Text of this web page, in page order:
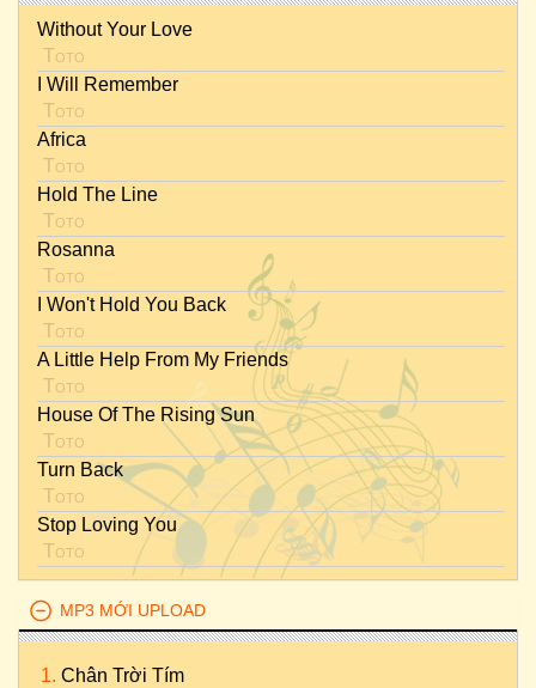
Without Your Love
Toto
I Will Remember
Toto
Africa
Toto
Hold The Line
Toto
Rosanna
Toto
I Won't Hold You Back
Toto
A Little Help From My Friends
Toto
House Of The Rising Sun
Toto
Turn Back
Toto
Stop Loving You
Toto
MP3 MỚI UPLOAD
Chân Trời Tím